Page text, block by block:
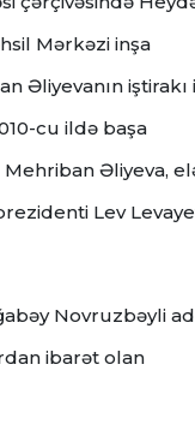
Mərkəzi inşa
Əliyevanın iştirakı
cu ildə başa
Mehriban Əliyeva,
Lev
Novruzbəyli
ibarət olan